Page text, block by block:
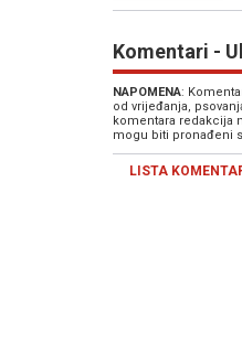
Komentari -
NAPOMENA:
od vrijeđanja,
komentara redakcija
mogu biti pronađeni
LISTA